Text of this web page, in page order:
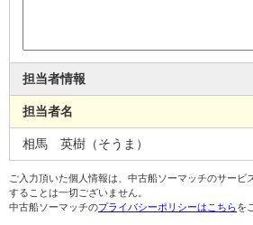
担当者情報
担当者名
相馬 英樹（そうま）
ご入力頂いた個人情報は、中古船ソーマッチのサービ
することは一切ございません。
中古船ソーマッチのプライバシーポリシーはこちらを